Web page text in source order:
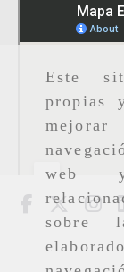
Este
propias
web y
sobre